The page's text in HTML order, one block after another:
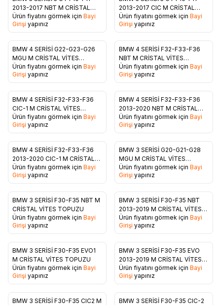
Favorilere Ekle
2013-2017 NBT M CRİSTAL
VİTES TOPUZU
Ürün fiyatını görmek için Bayi
Girişi yapınız
Favorilere Ekle
2013-2017 CIC M CRİSTAL
VİTES TOPUZU
Ürün fiyatını görmek için Bayi
Girişi yapınız
Favorilere Ekle
BMW 4 SERİSİ G22-G23-G26
MGU M CRİSTAL VİTES
TOPUZU
Ürün fiyatını görmek için Bayi
Girişi yapınız
Favorilere Ekle
BMW 4 SERİSİ F32-F33-F36
NBT M CRİSTAL VİTES
TOPUZU
Ürün fiyatını görmek için Bayi
Girişi yapınız
Favorilere Ekle
BMW 4 SERİSİ F32-F33-F36
CIC-1 M CRİSTAL VİTES
TOPUZU
Ürün fiyatını görmek için Bayi
Girişi yapınız
Favorilere Ekle
BMW 4 SERİSİ F32-F33-F36
2013-2020 NBT M CRİSTAL
VİTES TOPUZU
Ürün fiyatını görmek için Bayi
Girişi yapınız
Favorilere Ekle
BMW 4 SERİSİ F32-F33-F36
2013-2020 CIC-1 M CRİSTAL
VİTES TOPUZU
Ürün fiyatını görmek için Bayi
Girişi yapınız
Favorilere Ekle
BMW 3 SERİSİ G20-G21-G28
MGU M CRİSTAL VİTES
TOPUZU
Ürün fiyatını görmek için Bayi
Girişi yapınız
Favorilere Ekle
BMW 3 SERİSİ F30-F35 NBT M
CRİSTAL VİTES TOPUZU
Ürün fiyatını görmek için Bayi
Girişi yapınız
Favorilere Ekle
BMW 3 SERİSİ F30-F35 NBT
2013-2019 M CRİSTAL VİTES
TOPUZU
Ürün fiyatını görmek için Bayi
Girişi yapınız
Favorilere Ekle
BMW 3 SERİSİ F30-F35 EVO1
M CRİSTAL VİTES TOPUZU
Ürün fiyatını görmek için Bayi
Girişi yapınız
Favorilere Ekle
BMW 3 SERİSİ F30-F35 EVO
2013-2019 M CRİSTAL VİTES
TOPUZU
Ürün fiyatını görmek için Bayi
Girişi yapınız
BMW 3 SERİSİ F30-F35 CIC2 M
BMW 3 SERİSİ F30-F35 CIC-2